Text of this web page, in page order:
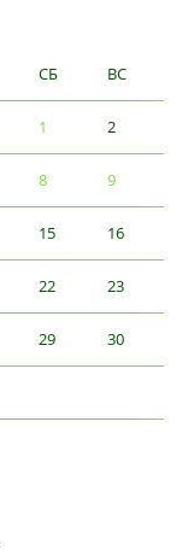
СБ ВС
1 2
8 9
15 16
22 23
29 30